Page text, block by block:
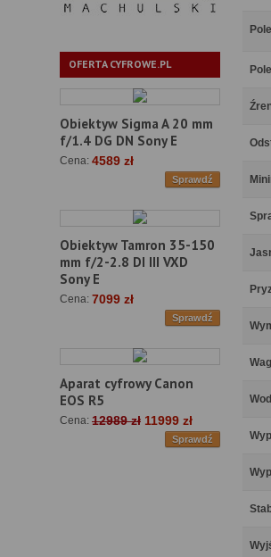
OFERTA CYFROWE.PL
Obiektyw Sigma A 20 mm
f/1.4 DG DN Sony E
Cena: 4589 zł
Sprawdź
Obiektyw Tamron 35-150
mm f/2-2.8 DI III VXD
Sony E
Cena: 7099 zł
Sprawdź
Aparat cyfrowy Canon
EOS R5
Cena: 12989 zł 11999 zł
Sprawdź